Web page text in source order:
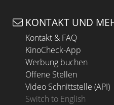
KONTAKT UND
Kontakt & FAQ
KinoCheck-App
Werbung buchen
Offene Stellen
Video Schnittstelle (API)
Switch to English